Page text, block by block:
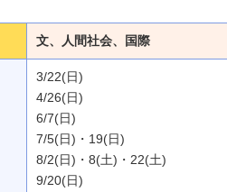
文、人間社会、国際
3/22(日)
4/26(日)
6/7(日)
7/5(日)・19(日)
8/2(日)・8(土)・22(土)
9/20(日)